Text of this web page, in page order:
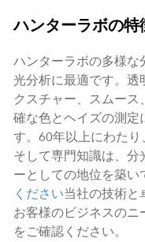
ハンターラボの特
ハンターラボの多様な
光分析に最適です。透
クスチャー、スムー
確な色とヘイズの測定
す。60年以上にわたり
そして専門知識は、
ーとしての地位を築い
ください当社の技術と
お客様のビジネスの
をご確認ください。